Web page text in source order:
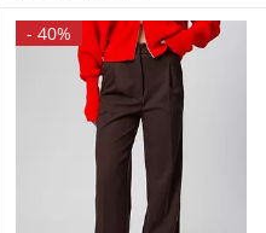
- 40%